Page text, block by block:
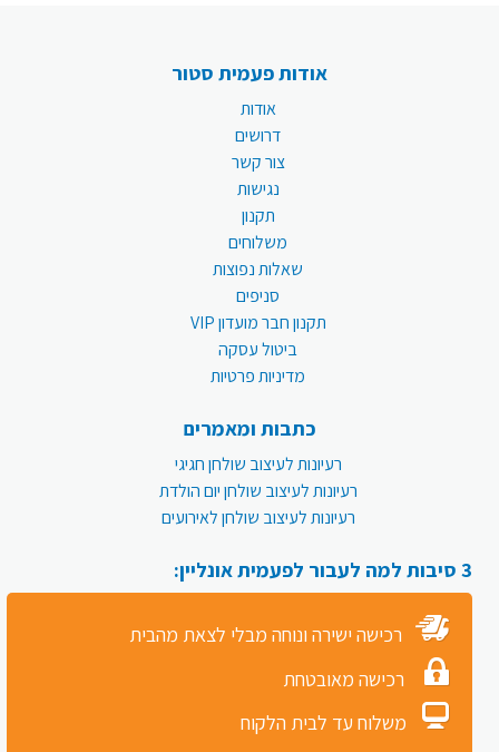
אודות פעמית סטור
אודות
דרושים
צור קשר
נגישות
תקנון
משלוחים
שאלות נפוצות
סניפים
תקנון חבר מועדון VIP
ביטול עסקה
מדיניות פרטיות
כתבות ומאמרים
רעיונות לעיצוב שולחן חגיגי
רעיונות לעיצוב שולחן יום הולדת
רעיונות לעיצוב שולחן לאירועים
3 סיבות למה לעבור לפעמית אונליין:
רכישה ישירה ונוחה מבלי לצאת מהבית
רכישה מאובטחת
משלוח עד לבית הלקוח